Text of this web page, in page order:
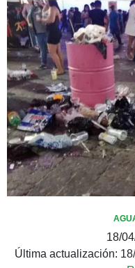
18/
Última actualización: